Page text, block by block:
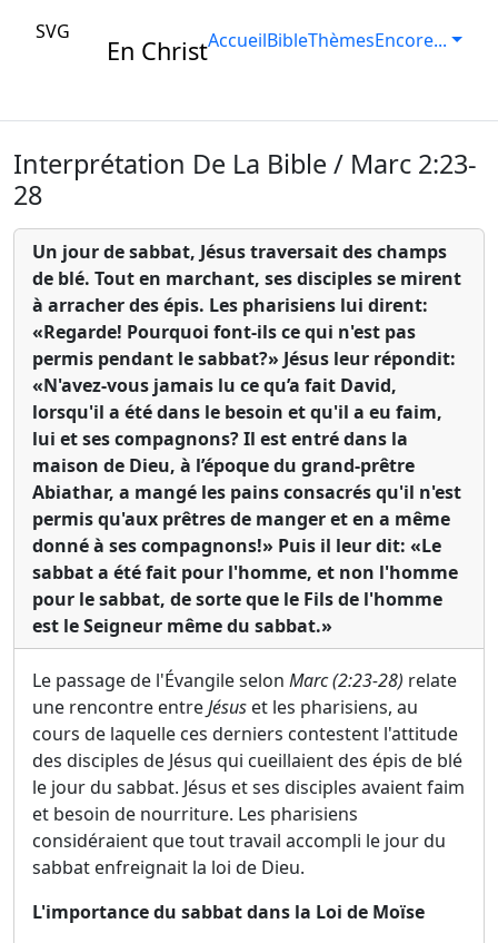
SVG
En ChristAccueilBibleThèmesEncore...
Interprétation De La Bible / Marc 2:23-
28
Un jour de sabbat, Jésus traversait des champs
de blé. Tout en marchant, ses disciples se mirent
à arracher des épis. Les pharisiens lui dirent:
«Regarde! Pourquoi font-ils ce qui n'est pas
permis pendant le sabbat?» Jésus leur répondit:
«N'avez-vous jamais lu ce qu’a fait David,
lorsqu'il a été dans le besoin et qu'il a eu faim,
lui et ses compagnons? Il est entré dans la
maison de Dieu, à l’époque du grand-prêtre
Abiathar, a mangé les pains consacrés qu'il n'est
permis qu'aux prêtres de manger et en a même
donné à ses compagnons!» Puis il leur dit: «Le
sabbat a été fait pour l'homme, et non l'homme
pour le sabbat, de sorte que le Fils de l'homme
est le Seigneur même du sabbat.»
Le passage de l'Évangile selon Marc (2:23-28) relate
une rencontre entreJésus et les pharisiens, au
cours de laquelle ces derniers contestent l'attitude
des disciples de Jésus qui cueillaient des épis de blé
le jour du sabbat. Jésus et ses disciples avaient faim
et besoin de nourriture. Les pharisiens
considéraient que tout travail accompli le jour du
sabbat enfreignait la loi de Dieu.
L'importance du sabbat dans la Loi de Moïse